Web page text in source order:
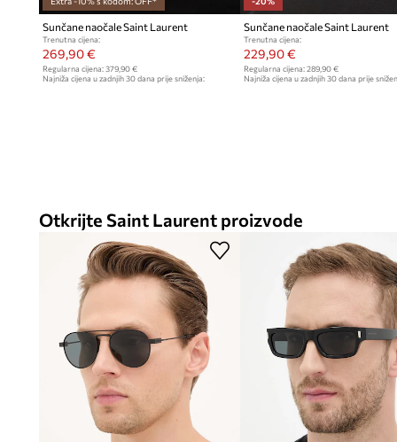
Sunčane naočale Saint Laurent
Trenutna cijena:
269,90 €
Regularna cijena: 379,90 €
Najniža cijena u zadnjih 30 dana prije sniženja:
Sunčane naočale Saint Laurent
Trenutna cijena:
229,90 €
Regularna cijena:289,90 €
Najniža cijena u zadnjih 30 dana prije
Otkrijte Saint Laurent proizvode